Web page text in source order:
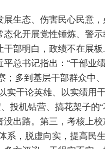
生态、伤害民心民意
化开展党性锤炼、警
部明白，政绩不在展
总书记指出：“干部业
；多到基层干部群众中
实干论英雄、以实绩用
投机钻营、搞花架子
出路。第三，考核上
系，脱虚向实，提高民